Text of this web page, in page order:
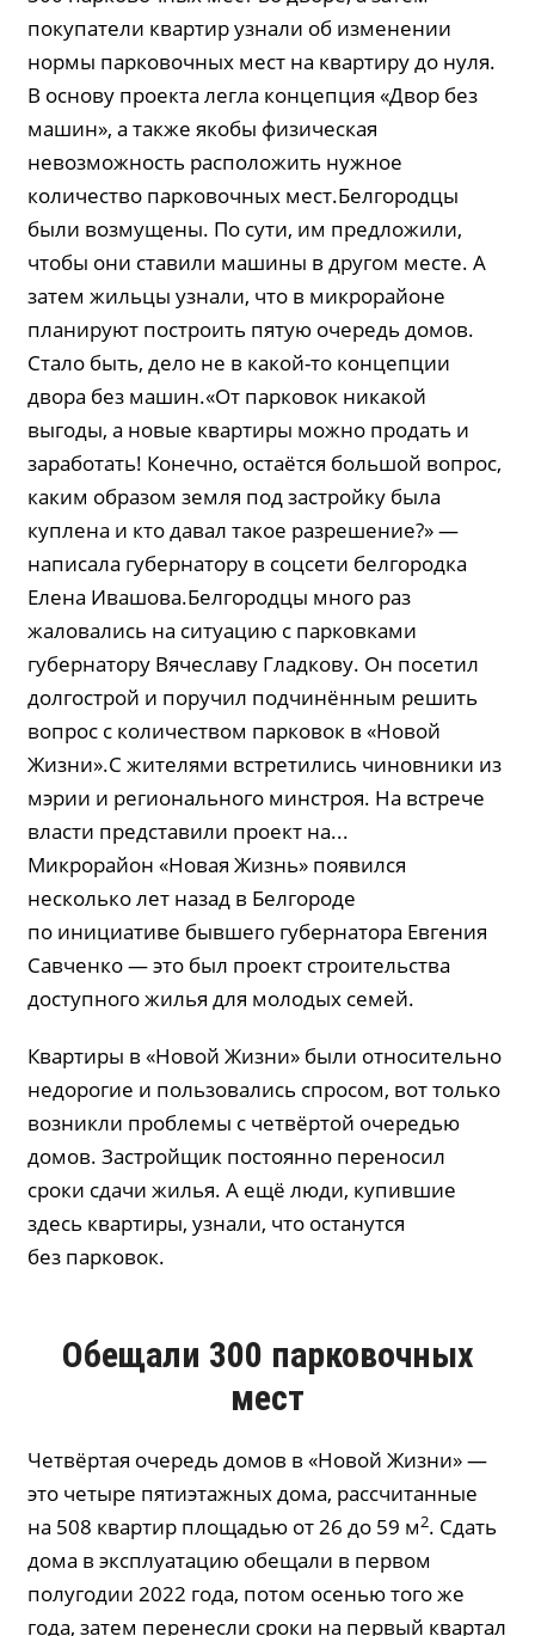
покупатели квартир узнали об изменении
нормы парковочных мест на квартиру до нуля.
В основу проекта легла концепция «Двор без
машин», а также якобы физическая
невозможность расположить нужное
количество парковочных мест.Белгородцы
были возмущены. По сути, им предложили,
чтобы они ставили машины в другом месте. А
затем жильцы узнали, что в микрорайоне
планируют построить пятую очередь домов.
Стало быть, дело не в какой-то концепции
двора без машин.«От парковок никакой
выгоды, а новые квартиры можно продать и
заработать! Конечно, остаётся большой вопрос,
каким образом земля под застройку была
куплена и кто давал такое разрешение?» —
написала губернатору в соцсети белгородка
Елена Ивашова.Белгородцы много раз
жаловались на ситуацию с парковками
губернатору Вячеславу Гладкову. Он посетил
долгострой и поручил подчинённым решить
вопрос с количеством парковок в «Новой
Жизни».С жителями встретились чиновники из
мэрии и регионального минстроя. На встрече
власти представили проект на...
Микрорайон «Новая Жизнь» появился
несколько лет назад в Белгороде
по инициативе бывшего губернатора Евгения
Савченко — это был проект строительства
доступного жилья для молодых семей.
Квартиры в «Новой Жизни» были относительно
недорогие и пользовались спросом, вот только
возникли проблемы с четвёртой очередью
домов. Застройщик постоянно переносил
сроки сдачи жилья. А ещё люди, купившие
здесь квартиры, узнали, что останутся
без парковок.
Обещали 300 парковочных
мест
Четвёртая очередь домов в «Новой Жизни» —
это четыре пятиэтажных дома, рассчитанные
на 508 квартир площадью от 26 до 59 м2. Сдать
дома в эксплуатацию обещали в первом
полугодии 2022 года, потом осенью того же
года, затем перенесли сроки на первый квартал